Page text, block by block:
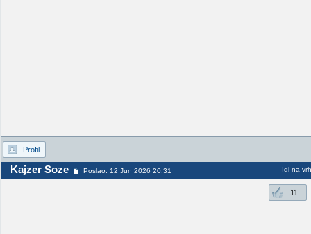
Profil
Kajzer Soze Poslao: 12 Jun 2026 20:31 Idi na vrh
11